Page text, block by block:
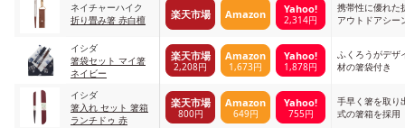
ネイチャーハイク
折り畳み箸 赤白檀
楽天市場 Amazon Yahoo!
2,314円
携帯性に優れた
アウトドアシー
イシダ
箸袋セット マイ箸
ネイビー
楽天市場
2,208円
Amazon
1,673円
Yahoo!
1,878円
ふくろうがデザ
材の箸袋付き
イシダ
箸入れ セット 箸箱
ランチドゥ 赤
楽天市場
800円
Amazon
649円
Yahoo!
755円
手早く箸を取り
式の箸箱を採用